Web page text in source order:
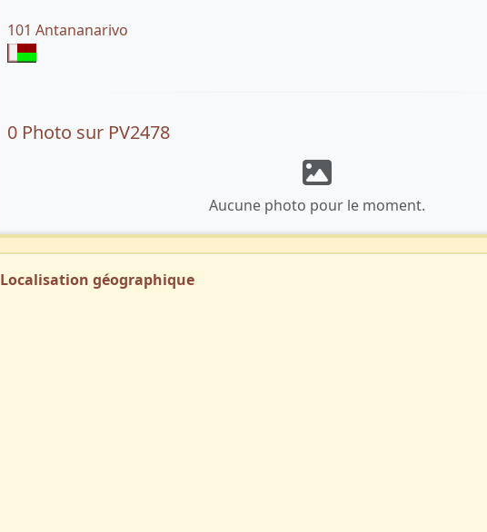
101 Antananarivo
0 Photo sur PV2478
Aucune photo pour le moment.
Localisation géographique